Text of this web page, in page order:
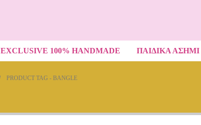
EXCLUSIVE 100% HANDMADE ΠΑΙΔΙΚΆ ΑΣΉΜΙ
PRODUCT TAG - BANGLE